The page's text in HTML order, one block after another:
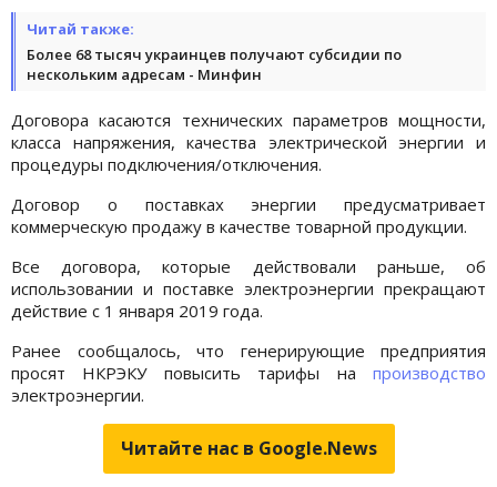
Читай также:
Более 68 тысяч украинцев получают субсидии по
нескольким адресам - Минфин
Договора касаются технических параметров мощности,
класса напряжения, качества электрической энергии и
процедуры подключения/отключения.
Договор о поставках энергии предусматривает
коммерческую продажу в качестве товарной продукции.
Все договора, которые действовали раньше, об
использовании и поставке электроэнергии прекращают
действие с 1 января 2019 года.
Ранее сообщалось, что генерирующие предприятия
просят НКРЭКУ повысить тарифы на производство
электроэнергии.
Читайте нас в Google.News